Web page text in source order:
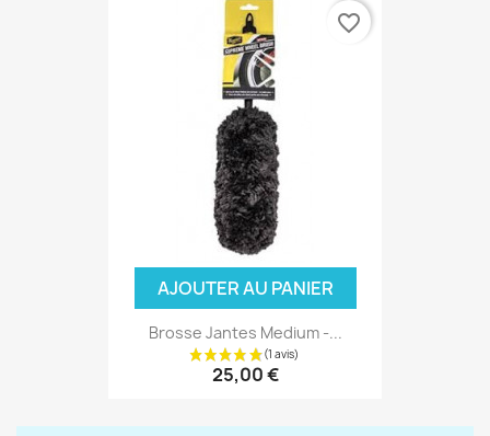
AJOUTER AU PANIER
Brosse Jantes Medium -...
25,00 €
favorite_border